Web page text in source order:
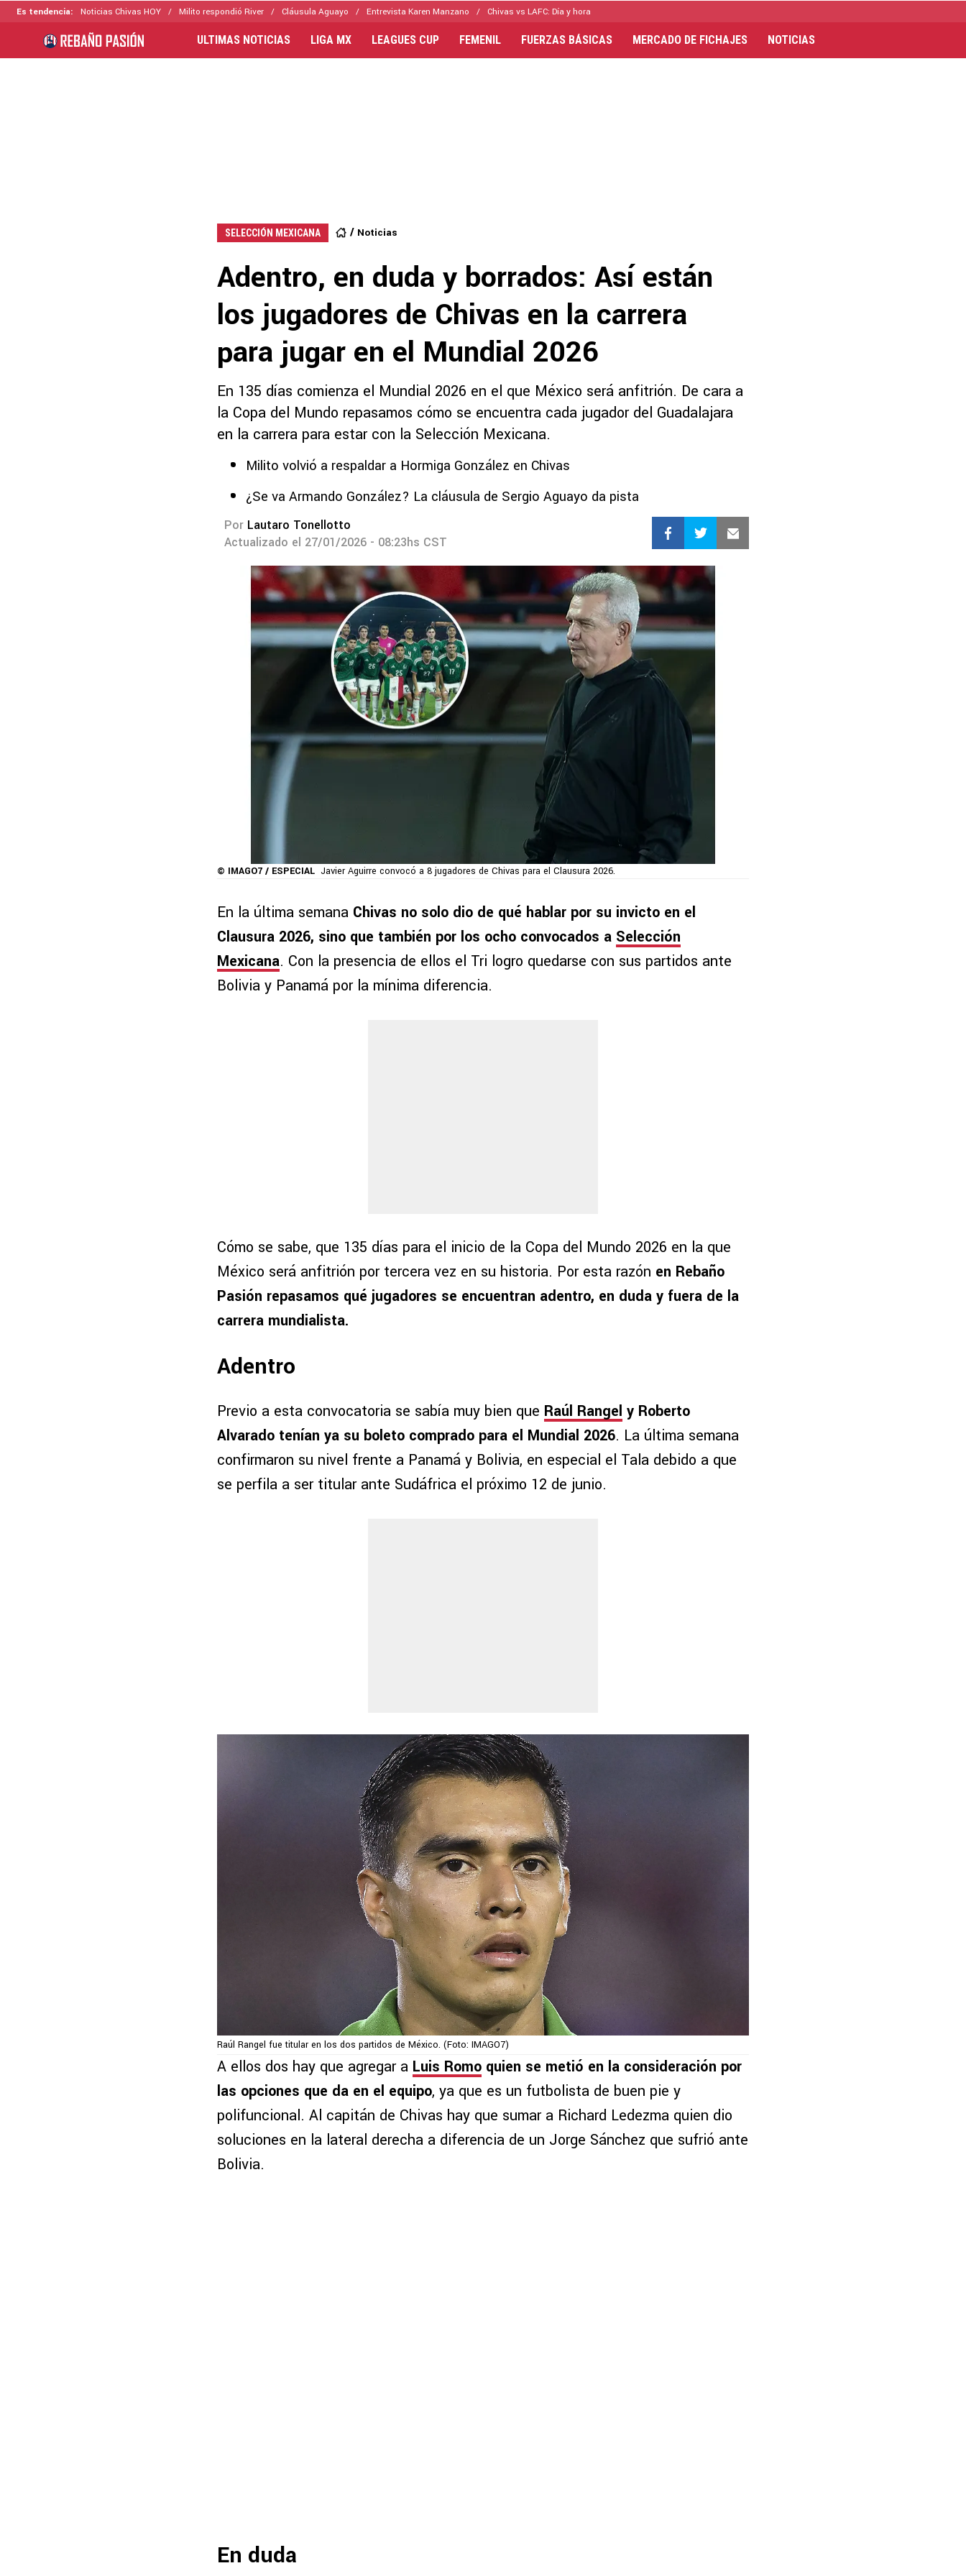
Es tendencia: Noticias Chivas HOY Milito respondió River Cláusula Aguayo Entrevista Karen Manzano Chivas vs LAFC: Día y hora
ULTIMAS NOTICIAS LIGA MX LEAGUES CUP FEMENIL FUERZAS BÁSICAS MERCADO DE FICHAJES NOTICIAS
SELECCIÓN MEXICANA Noticias
Adentro, en duda y borrados: Así están
los jugadores de Chivas en la carrera
para jugar en el Mundial 2026
En 135 días comienza el Mundial 2026 en el que México será anfitrión. De cara a
la Copa del Mundo repasamos cómo se encuentra cada jugador del Guadalajara
en la carrera para estar con la Selección Mexicana.
Milito volvió a respaldar a Hormiga González en Chivas
¿Se va Armando González? La cláusula de Sergio Aguayo da pista
Por Lautaro Tonellotto
Actualizado el 27/01/2026 - 08:23hs CST
© IMAGO7 / ESPECIAL Javier Aguirre convocó a 8 jugadores de Chivas para el Clausura 2026.
En la última semana Chivas no solo dio de qué hablar por su invicto en el
Clausura 2026, sino que también por los ocho convocados a Selección
Mexicana. Con la presencia de ellos el Tri logro quedarse con sus partidos ante
Bolivia y Panamá por la mínima diferencia.
Cómo se sabe, que 135 días para el inicio de la Copa del Mundo 2026 en la que
México será anfitrión por tercera vez en su historia. Por esta razón en Rebaño
Pasión repasamos qué jugadores se encuentran adentro, en duda y fuera de la
carrera mundialista.
Adentro
Previo a esta convocatoria se sabía muy bien que Raúl Rangel y Roberto
Alvarado tenían ya su boleto comprado para el Mundial 2026. La última semana
confirmaron su nivel frente a Panamá y Bolivia, en especial el Tala debido a que
se perfila a ser titular ante Sudáfrica el próximo 12 de junio.
Raúl Rangel fue titular en los dos partidos de México. (Foto: IMAGO7)
A ellos dos hay que agregar a Luis Romo quien se metió en la consideración por
las opciones que da en el equipo, ya que es un futbolista de buen pie y
polifuncional. Al capitán de Chivas hay que sumar a Richard Ledezma quien dio
soluciones en la lateral derecha a diferencia de un Jorge Sánchez que sufrió ante
Bolivia.
En duda